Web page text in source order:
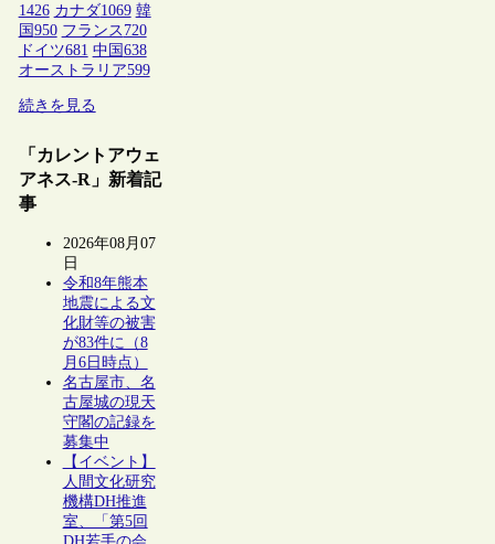
1426 カナダ1069 韓
国950 フランス 720
ドイツ681 中国638
オーストラリア599
続きを見る
「カレントアウェ
アネス-R」新着記
事
2026年08月07
日
令和8年熊本
地震による文
化財等の被害
が83件に（8
月6日時点）
名古屋市、名
古屋城の現天
守閣の記録を
募集中
【イベント】
人間文化研究
機構DH推進
室、「第5回